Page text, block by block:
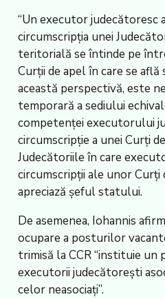
“Un executor judecătoresc
circumscripţia unei
teritorială se întinde pe
Curţii de apel în care se află
această perspectivă, este
temporară a sediului
competenţei executorului
circumscripţie a unei Curţi
Judecătoriile în care
circumscripţii ale unor Curţi
apreciază şeful statului.
De asemenea, Iohannis
ocupare a posturilor
trimisă la CCR “instituie
executorii judecătoreşti
celor neasociaţi”.